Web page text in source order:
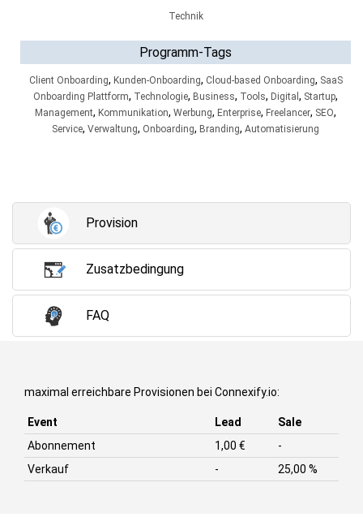
Technik
Programm-Tags
Client Onboarding, Kunden-Onboarding, Cloud-based Onboarding, SaaS
Onboarding Plattform, Technologie, Business, Tools, Digital , Startup,
Management, Kommunikation, Werbung, Enterprise, Freelancer, SEO,
Service, Verwaltung, Onboarding, Branding, Automatisierung
Provision
Zusatzbedingung
FAQ
maximal erreichbare Provisionen bei Connexify.io:
Event Lead
Sale
Abonnement
1,00 €
-
Verkauf
- 25,00 %